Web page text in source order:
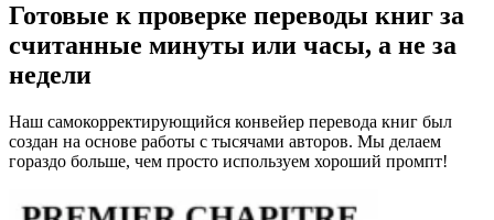
Готовые к проверке переводы книг за
считанные минуты или часы, а не за
недели
Наш самокорректирующийся конвейер перевода книг был
создан на основе работы с тысячами авторов. Мы делаем
гораздо больше, чем просто используем хороший промпт!